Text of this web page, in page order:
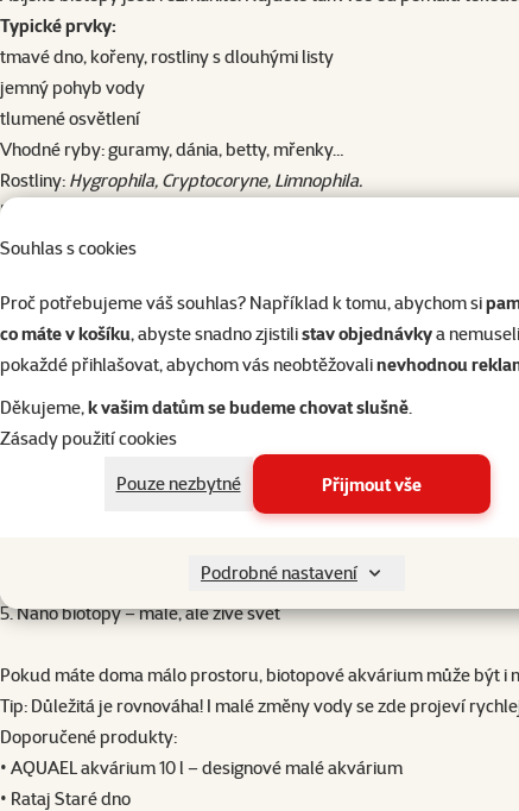
Souhlas s cookies
Proč potřebujeme váš souhlas? Například k tomu, abychom si
co máte v košíku, abyste snadno zjistilistav objednávkya
pokaždé přihlašovat, abychom vás neobtěžovalinevhodnou
Děkujeme,k vašim datům se budeme chovat slušně.
Zásady použití cookies
Pouze nezbytné
Přijmout vše
Podrobné nastavení
Typické prvky:
tmavé dno, kořeny, rostliny s dlouhými listy
​​​​​​​jemný pohyb vody
tlumené osvětlení
Vhodné ryby: guramy, dánia, betty, mřenky…
Rostliny: Hygrophila, Cryptocoryne, Limnophila.
Doporučené produkty:
Tetra Test AnalySet
4. Evropský biotop – řeky a jezera našich končin
Pro milovníky lokální fauny je evropský biotop krásným, ale
Typické prvky:
písčité dno, kořeny, kameny
rostliny jako elodea, ceratophyllum, valisnerie
mírné proudění Vhodné ryby: karasi, kaprovité druhy…
Doporučené produkty:
Dennerle substrát Scaper’s Soil – podporuje růst rostlin
– výkonný vnější filtr s tichým chodem
5. Nano biotopy – malé, ale živé svět
Pokud máte doma málo prostoru, biotopové akvárium může být i
Tip: Důležitá je rovnováha! I malé změny vody se zde projeví
Doporučené produkty:
• AQUAEL akvárium 10 l – designové malé akvárium
• Rataj Staré dno